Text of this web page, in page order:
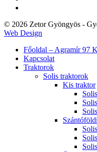
© 2026 Zetor Gyöngyös -
Web Design
Close
Menu
Főoldal – Agramír 97
Kapcsolat
Traktorok
Solis traktorok
Kis traktor